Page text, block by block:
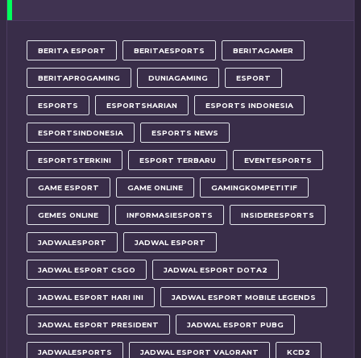
BERITA ESPORT BERITAESPORTS BERITAGAMER
BERITAPROGAMING DUNIAGAMING ESPORT
ESPORTS ESPORTSHARIAN ESPORTS INDONESIA
ESPORTSINDONESIA ESPORTS NEWS
ESPORTSTERKINI ESPORT TERBARU EVENTESPORTS
GAME ESPORT GAME ONLINE GAMINGKOMPETITIF
GEMES ONLINE INFORMASIESPORTS INSIDERESPORTS
JADWALESPORT JADWAL ESPORT
JADWAL ESPORT CSGO JADWAL ESPORT DOTA2
JADWAL ESPORT HARI INI JADWAL ESPORT MOBILE LEGENDS
JADWAL ESPORT PRESIDENT JADWAL ESPORT PUBG
JADWALESPORTS JADWAL ESPORT VALORANT KCD2